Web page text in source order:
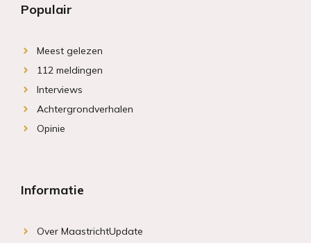
Populair
Meest gelezen
112 meldingen
Interviews
Achtergrondverhalen
Opinie
Informatie
Over MaastrichtUpdate